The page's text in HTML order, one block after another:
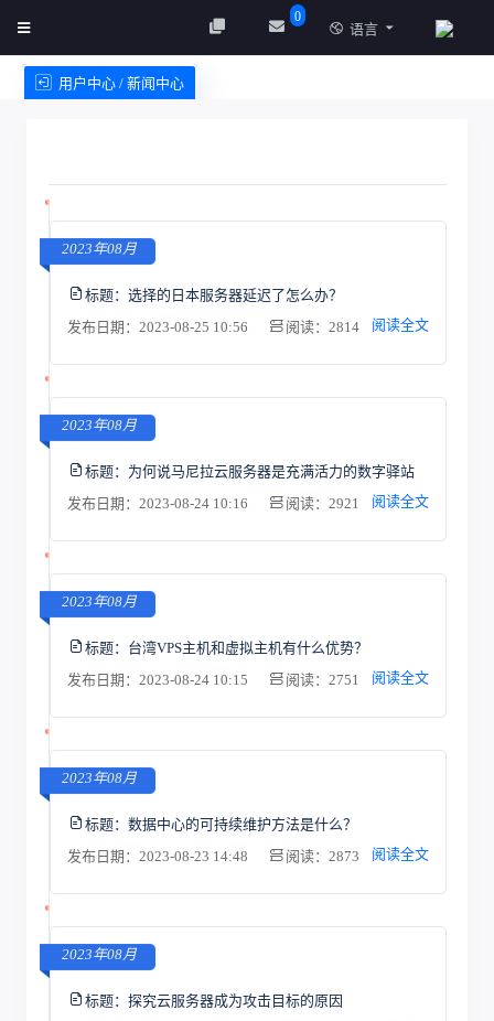
0
语言
用户中心 / 新闻中心
2023年08月
标题： 选择的日本服务器延迟了怎么办？
发布日期：2023-08-25 10:56
阅读：2814 阅读全文
2023年08月
标题： 为何说马尼拉云服务器是充满活力的数字驿站
发布日期：2023-08-24 10:16
阅读：2921 阅读全文
2023年08月
标题： 台湾VPS主机和虚拟主机有什么优势？
发布日期：2023-08-24 10:15
阅读：2751 阅读全文
2023年08月
标题： 数据中心的可持续维护方法是什么？
发布日期：2023-08-23 14:48
阅读：2873 阅读全文
2023年08月
标题： 探究云服务器成为攻击目标的原因